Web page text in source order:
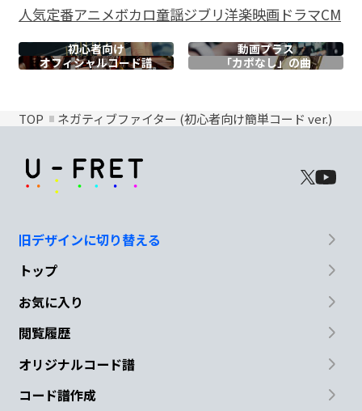
人気定番アニメボカロ童謡ジブリ洋楽映画ドラマCM
初心者向け
動画プラス
オフィシャルコード譜 「カポなし」の曲
TOP ネガティブファイター (初心者向け簡単コード ver.)
旧デザインに切り替える
トップ
お気に入り
閲覧履歴
オリジナルコード譜
コード譜作成